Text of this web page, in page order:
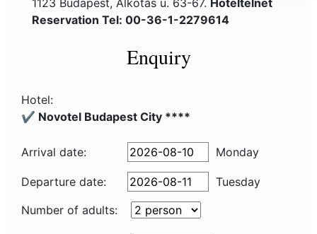
1123 Budapest, Alkotás u. 63-67. Hoteltelnet
Reservation Tel: 00-36-1-2279614
Enquiry
Hotel:
✔️ Novotel Budapest City ****
Arrival date: Monday
Departure date:
Tuesday
Number of adults: